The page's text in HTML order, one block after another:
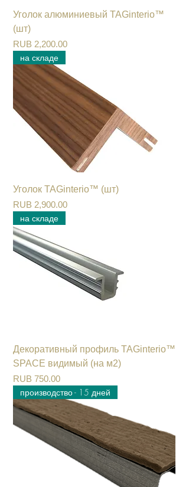
Уголок алюминиевый TAGinterio™
(шт)
Цена
RUB 2,200.00
на складе
Уголок TAGinterio™ (шт)
Цена
RUB 2,900.00
на складе
Декоративный профиль TAGinterio™
SPACE видимый (на м2)
Цена
RUB 750.00
производство - 15 дней